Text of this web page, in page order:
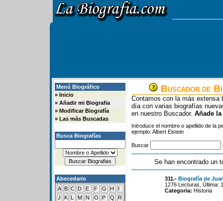
Menú Biográfico
» Inicio
» Añadir mi Biografia
» Modificar Biografía
» Las más Buscadas
Busca Biografías
Abecedario
A B C D E F G H
I
J
K L M N O P Q
R
Buscador de
Contamos con la más extensa
día con varias biografías
en nuestro Buscador. Añade
Introduce el nombre o apellido de la
ejemplo: Albert Eistein
Buscar
Se han encontrado un
311.- Biografía de
1276 Lecturas, Última:
Categoria: Historia